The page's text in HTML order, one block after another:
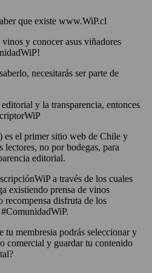
que existe www.WiP.cl
y conocer asus viñadores
necesitarás ser parte de
y la transparencia, entonces
es el primer sitio web de Chile y
lectores, no por bodegas, para
editorial.
a través de los cuales
existiendo prensa de vinos
recompensa disfruta de los
tu membresia podrás seleccionar y
comercial y guardar tu contenido